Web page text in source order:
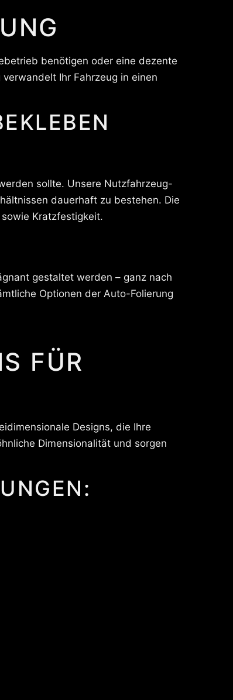
benötigen oder eine dezente
Ihr Fahrzeug in einen
sollte. Unsere Nutzfahrzeug-
dauerhaft zu bestehen. Die
Kratzfestigkeit.
gestaltet werden – ganz nach
Optionen der Auto-Folierung
FÜR
Designs, die Ihre
Dimensionalität und sorgen